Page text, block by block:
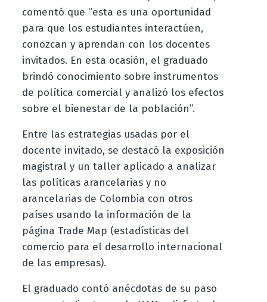
comentó que “esta es una oportunidad
para que los estudiantes interactúen,
conozcan y aprendan con los docentes
invitados. En esta ocasión, el graduado
brindó conocimiento sobre instrumentos
de política comercial y analizó los efectos
sobre el bienestar de la población”.
Entre las estrategias usadas por el
docente invitado, se destacó la exposición
magistral y un taller aplicado a analizar
las políticas arancelarias y no
arancelarias de Colombia con otros
países usando la información de la
página Trade Map (estadísticas del
comercio para el desarrollo internacional
de las empresas).
El graduado contó anécdotas de su paso